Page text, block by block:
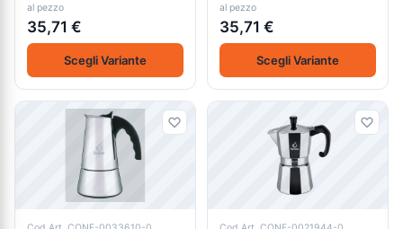
al pezzo
35,71 €
Scegli Variante
al pezzo
35,71 €
Scegli Variante